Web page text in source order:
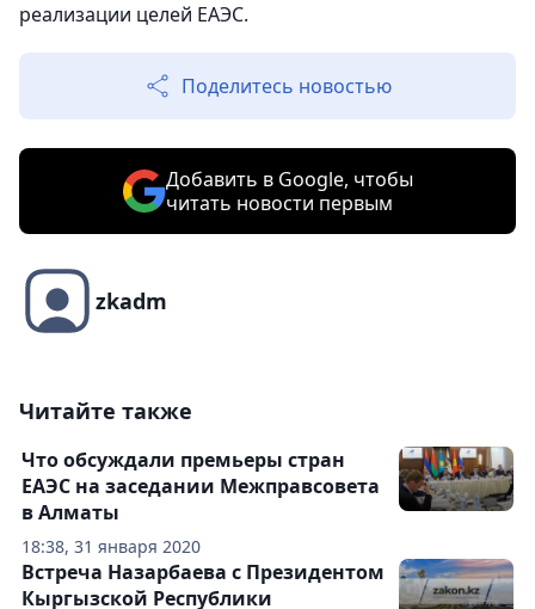
реализации целей ЕАЭС.
Поделитесь новостью
Добавить в Google, чтобы
читать новости первым
zkadm
Читайте также
18:38, 31 января 2020
Что обсуждали премьеры стран
ЕАЭС на заседании Межправсовета
в Алматы
Встреча Назарбаева с Президентом
Кыргызской Республики